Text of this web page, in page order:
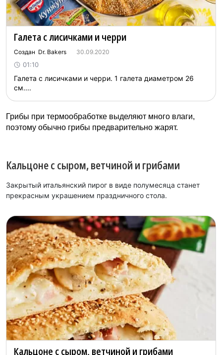
Галета с лисичками и черри
Создан Dr. Bakers 30.09.2020
01:10
Галета с лисичками и черри. 1 галета диаметром 26
см....
Грибы при термообработке выделяют много влаги,
поэтому обычно грибы предварительно жарят.
Кальцоне с сыром, ветчиной и грибами
Закрытый итальянский пирог в виде полумесяца станет
прекрасным украшением праздничного стола.
Кальцоне с сыром, ветчиной и грибами